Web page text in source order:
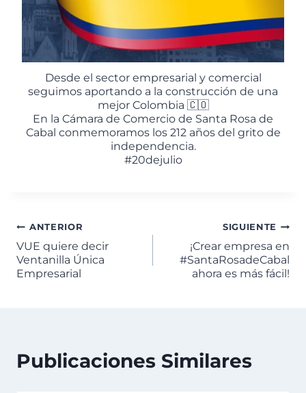
Desde el sector empresarial y comercial
seguimos aportando a la construcción de una
mejor Colombia 🇨🇴
En la Cámara de Comercio de Santa Rosa de
Cabal conmemoramos los 212 años del grito de
independencia.
#20dejulio
ANTERIOR
VUE quiere decir
Ventanilla Única
Empresarial
SIGUIENTE
¡Crear empresa en
#SantaRosadeCabal
ahora es más fácil!
Publicaciones Similares